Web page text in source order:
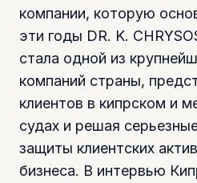
компании, которую
эти годы DR. K.
стала одной из
компаний страны,
клиентов в кипрском и
судах и решая
защиты клиентских
бизнеса. В интервью